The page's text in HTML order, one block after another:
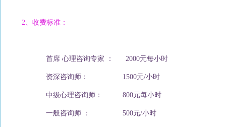
2、收费标准：
首席 心理咨询专家 ： 2000元每小时
资深咨询师： 1500元/小时
中级心理咨询师： 800元每小时
一般咨询师 ： 500元/小时